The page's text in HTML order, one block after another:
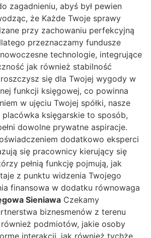
zagadnieniu, abyś był pewien
że Każde Twoje sprawy
przy zachowaniu perfekcyjną
przeznaczamy fundusze
technologie, integrujące
jak również stabilność
się dla Twojej wygody w
funkcji księgowej, co powinna
w ujęciu Twojej spółki, nasze
księgarskie to sposób,
dowolne prywatne aspiracje.
dodatkowo eksperci
się pracownicy kierujący się
pełnią funkcję pojmują, jak
z punktu widzenia Twojego
finansowa w dodatku równowaga
Sieniawa Czekamy
biznesmenów z terenu
również podmiotów, jakie osoby